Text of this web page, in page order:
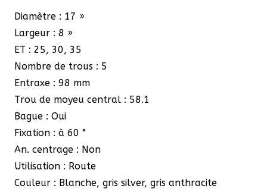
Diamètre : 17 »
Largeur : 8 »
ET : 25, 30, 35
Nombre de trous : 5
Entraxe : 98 mm
Trou de moyeu central : 58.1
Bague : Oui
Fixation : à 60 °
An. centrage : Non
Utilisation : Route
Couleur : Blanche, gris silver, gris anthracite